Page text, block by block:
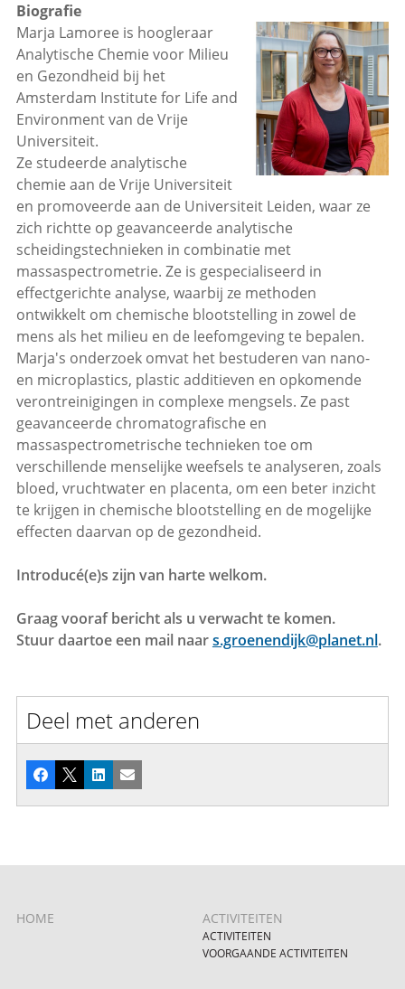
Biografie
Marja Lamoree is hoogleraar
Analytische Chemie voor Milieu
en Gezondheid bij het
Amsterdam Institute for Life and
Environment van de Vrije
Universiteit.
Ze studeerde analytische
chemie aan de Vrije Universiteit
en promoveerde aan de Universiteit Leiden, waar ze
zich richtte op geavanceerde analytische
scheidingstechnieken in combinatie met
massaspectrometrie. Ze is gespecialiseerd in
effectgerichte analyse, waarbij ze methoden
ontwikkelt om chemische blootstelling in zowel de
mens als het milieu en de leefomgeving te bepalen.
Marja's onderzoek omvat het bestuderen van nano-
en microplastics, plastic additieven en opkomende
verontreinigingen in complexe mengsels. Ze past
geavanceerde chromatografische en
massaspectrometrische technieken toe om
verschillende menselijke weefsels te analyseren, zoals
bloed, vruchtwater en placenta, om een beter inzicht
te krijgen in chemische blootstelling en de mogelijke
effecten daarvan op de gezondheid.
Introducé(e)s zijn van harte welkom.
Graag vooraf bericht als u verwacht te komen.
Stuur daartoe een mail naars.groenendijk@planet.nl.
Deel met anderen
Facebook
X LinkedInE-mail
HOME ACTIVITEITEN
ACTIVITEITEN
VOORGAANDE ACTIVITEITEN